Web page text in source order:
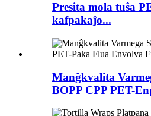
Presita mola tuŝa
kafpakaĵo...
Manĝkvalita
BOPP CPP PET-